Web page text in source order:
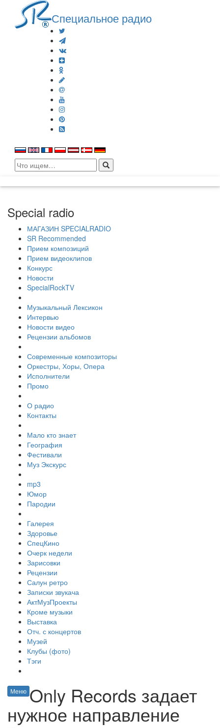
Специальное радио
Search
for:
Special radio
МАГАЗИН SPECIALRADIO
SR Recommended
Прием композиций
Прием видеоклипов
Конкурс
Новости
SpecialRockTV
Музыкальный Лексикон
Интервью
Новости видео
Рецензии альбомов
Современные композиторы
Оркестры, Хоры, Опера
Исполнители
Промо
О радио
Контакты
Мало кто знает
География
Фестивали
Муз Экскурс
mp3
Юмор
Пародии
Галерея
Здоровье
СпецКино
Очерк недели
Зарисовки
Рецензии
Салун ретро
Записки звукача
АктМузПроекты
Кроме музыки
Выставка
Отч. с концертов
Музей
Клубы (фото)
Тэги
Меню Only Records задает
нужное направление